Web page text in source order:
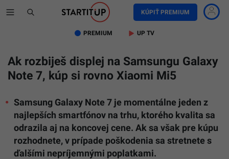
KÚPIŤ PREMIUM
PREMIUM UP TV
Ak rozbiješ displej na Samsungu Galaxy
Note 7, kúp si rovno Xiaomi Mi5
Samsung Galaxy Note 7 je momentálne jeden z
najlepších smartfónov na trhu, ktorého kvalita sa
odrazila aj na koncovej cene. Ak sa však pre kúpu
rozhodnete, v prípade poškodenia sa stretnete s
ďalšími nepríjemnými poplatkami.